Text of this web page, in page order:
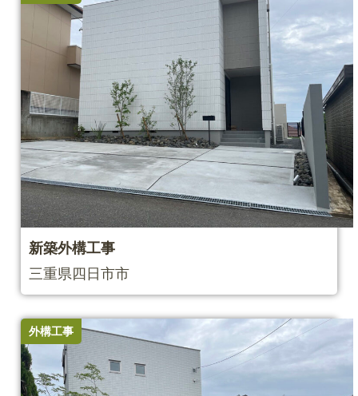
新築外構工事
三重県四日市市
外構工事